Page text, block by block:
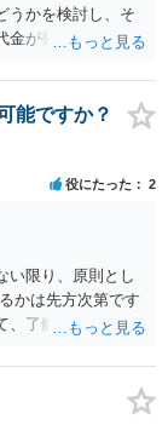
うかを検討し、そ
金が発生している
と思います。威圧
ては如何でしょう
能ですか？
役にたった 2
い限り、原則とし
かは先方次第です
、了解してもらえ